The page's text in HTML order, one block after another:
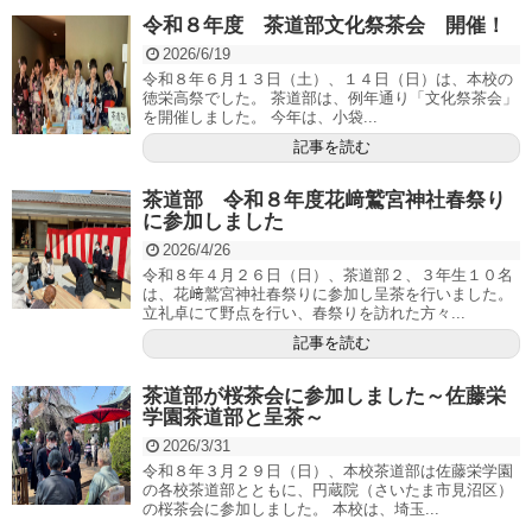
令和８年度 茶道部文化祭茶会 開催！
2026/6/19
令和８年６月１３日（土）、１４日（日）は、本校の
徳栄高祭でした。 茶道部は、例年通り「文化祭茶会」
を開催しました。 今年は、小袋...
記事を読む
茶道部 令和８年度花﨑鷲宮神社春祭り
に参加しました
2026/4/26
令和８年４月２６日（日）、茶道部２、３年生１０名
は、花﨑鷲宮神社春祭りに参加し呈茶を行いました。
立礼卓にて野点を行い、春祭りを訪れた方々...
記事を読む
茶道部が桜茶会に参加しました～佐藤栄
学園茶道部と呈茶～
2026/3/31
令和８年３月２９日（日）、本校茶道部は佐藤栄学園
の各校茶道部とともに、円蔵院（さいたま市見沼区）
の桜茶会に参加しました。 本校は、埼玉...